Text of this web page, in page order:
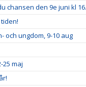
chansen den 9e juni kl
och ungdom, 9-10 aug
25 maj